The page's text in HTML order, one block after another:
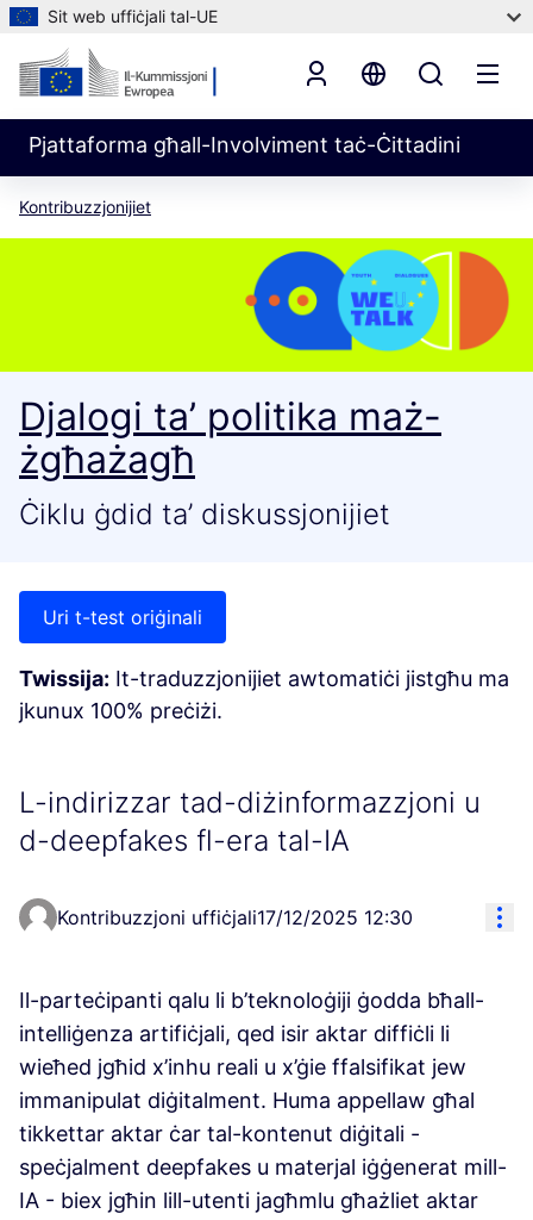
Sit web uffiċjali tal-UE
Pjattaforma għall-Involviment taċ-Ċittadini
Kontribuzzjonijiet
Djalogi ta’ politika maż-
żgħażagħ
Ċiklu ġdid ta’ diskussjonijiet
Uri t-test oriġinali
Twissija: It-traduzzjonijiet awtomatiċi jistgħu ma
jkunux 100% preċiżi.
L-indirizzar tad-diżinformazzjoni u
d-deepfakes fl-era tal-IA
Kontribuzzjoni uffiċjali17/12/2025 12:30
Il-parteċipanti qalu li b’teknoloġiji ġodda bħall-
intelliġenza artifiċjali, qed isir aktar diffiċli li
wieħed jgħid x’inhu reali u x’ġie ffalsifikat jew
immanipulat diġitalment. Huma appellaw għal
tikkettar aktar ċar tal-kontenut diġitali -
speċjalment deepfakes u materjal iġġenerat mill-
IA - biex jgħin lill-utenti jagħmlu għażliet aktar